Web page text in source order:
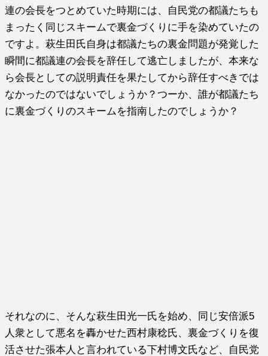
連の会長をつとめていた時期には、自民党の都議たちも
まったく同じスキームで裏金づくりに手を染めていたの
ですよ。萩生田氏自身は都議たちの裏金問題が発覚した
瞬間に都議連の会長を辞任して逃亡しましたが、本来な
ら会長としての説明責任を果たしてから辞任すべきでは
なかったのではないでしょうか？つーか、誰が都議たち
に裏金づくりのスキームを指南したのでしょうか？
それなのに、そんな萩生田光一氏を始め、同じ安倍派5
人衆として悪名を轟かせた西村康稔氏、裏金づくりを復
活させた張本人と言われている下村博文氏など、自民党